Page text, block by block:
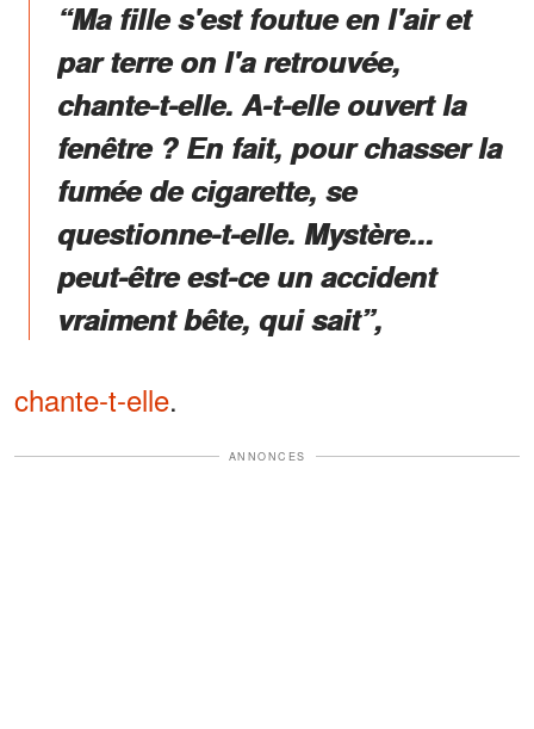
“Ma fille s'est foutue en l'air et
par terre on l'a retrouvée,
chante-t-elle. A-t-elle ouvert la
fenêtre ? En fait, pour chasser la
fumée de cigarette, se
questionne-t-elle. Mystère...
peut-être est-ce un accident
vraiment bête, qui sait”,
chante-t-elle.
ANNONCES